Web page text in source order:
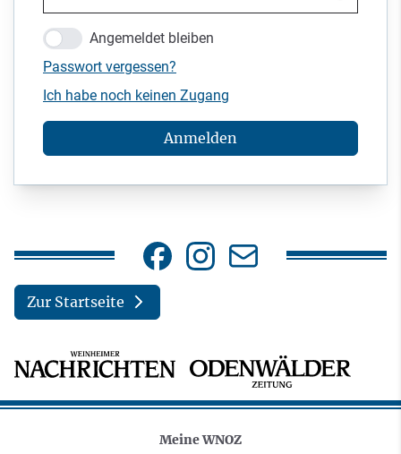
Angemeldet bleiben
Passwort vergessen?
Ich habe noch keinen Zugang
Anmelden
Zur Startseite
Meine WNOZ